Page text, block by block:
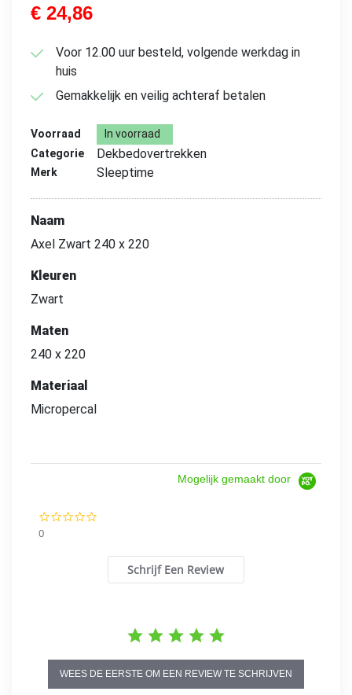
€ 24,86
Voor 12.00 uur besteld, volgende werkdag in
huis
Gemakkelijk en veilig achteraf betalen
Voorraad
In voorraad
Categorie
Dekbedovertrekken
Merk Sleeptime
Naam
Axel Zwart 240 x 220
Kleuren
Zwart
Maten
240 x 220
Materiaal
Micropercal
Mogelijk gemaakt door
0
Schrijf Een Review
WEES DE EERSTE OM EEN REVIEW TE SCHRIJVEN